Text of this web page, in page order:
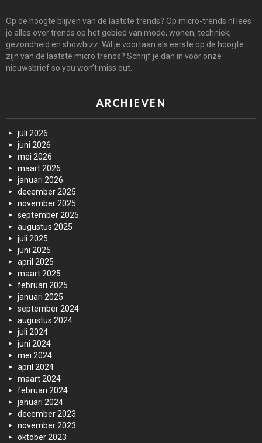
Op de hoogte blijven van de laatste trends? Op micro-trends.nl lees
je alles over trends op het gebied van mode, wonen, techniek,
gezondheid en showbizz. Wil je voortaan als eerste op de hoogte
zijn van de laatste micro trends? Schrijf je dan in voor onze
nieuwsbrief so you won’t miss out.
ARCHIEVEN
juli 2026
juni 2026
mei 2026
maart 2026
januari 2026
december 2025
november 2025
september 2025
augustus 2025
juli 2025
juni 2025
april 2025
maart 2025
februari 2025
januari 2025
september 2024
augustus 2024
juli 2024
juni 2024
mei 2024
april 2024
maart 2024
februari 2024
januari 2024
december 2023
november 2023
oktober 2023